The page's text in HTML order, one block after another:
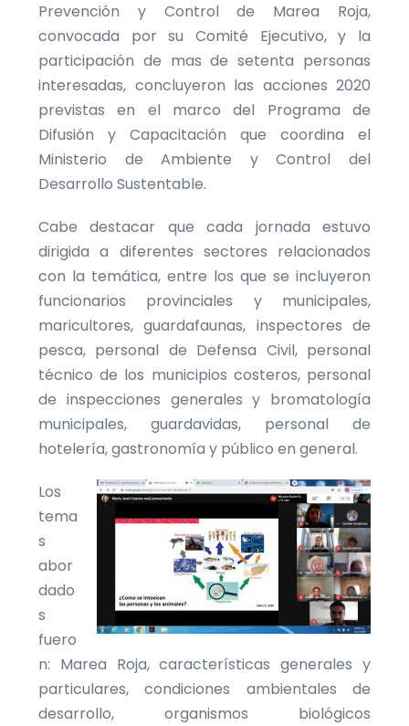
Prevención y Control de Marea Roja,
convocada por su Comité Ejecutivo, y la
participación de mas de setenta personas
interesadas, concluyeron las acciones 2020
previstas en el marco del Programa de
Difusión y Capacitación que coordina el
Ministerio de Ambiente y Control del
Desarrollo Sustentable.
Cabe destacar que cada jornada estuvo
dirigida a diferentes sectores relacionados
con la temática, entre los que se incluyeron
funcionarios provinciales y municipales,
maricultores, guardafaunas, inspectores de
pesca, personal de Defensa Civil, personal
técnico de los municipios costeros, personal
de inspecciones generales y bromatología
municipales, guardavidas, personal de
hotelería, gastronomía y público en general.
Los
tema
s
abor
dado
s
fuero
n: Marea Roja, características generales y
particulares, condiciones ambientales de
desarrollo, organismos biológicos